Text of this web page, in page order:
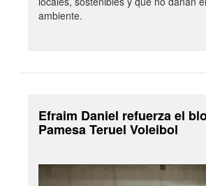
ambiente.
Efraim Daniel refuerza el
Pamesa Teruel Voleibol